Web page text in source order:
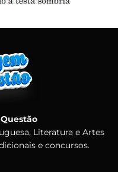
Literatura e Artes
e concursos.